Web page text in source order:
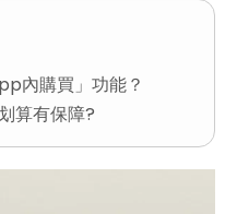
內購買」功能？
算有保障?